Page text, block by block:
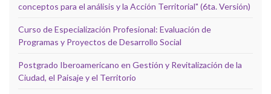
conceptos para el análisis y la Acción Territorial" (6ta. Versión)
Curso de Especialización Profesional: Evaluación de
Programas y Proyectos de Desarrollo Social
Postgrado Iberoamericano en Gestión y Revitalización de la
Ciudad, el Paisaje y el Territorio